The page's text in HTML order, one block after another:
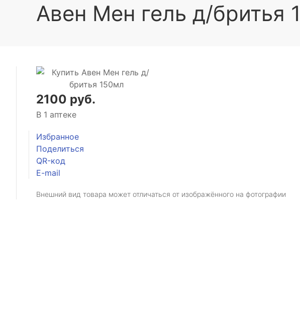
Авен Мен гель д/бритья
2100 руб.
В 1 аптеке
Избранное
Поделиться
QR-код
E-mail
Внешний вид товара может отличаться от изображённого на фотографии